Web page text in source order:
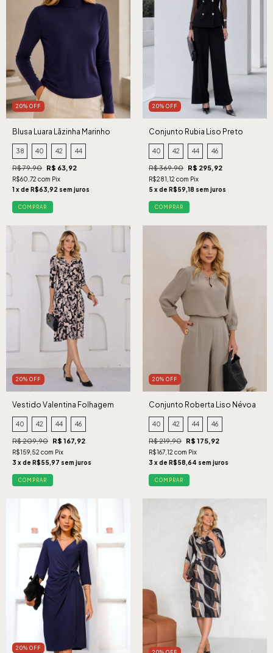
20% OFF
Blusa Luara Lãzinha Marinho
38 40 42 44
R$ 79,90 R$ 63,92
R$60,72 com Pix
1 x de R$63,92 sem juros
COMPRAR
20% OFF
Conjunto Rubia Liso Preto
40 42 44 46
R$ 369,90 R$ 295,92
R$281,12 com Pix
5 x de R$59,18 sem juros
COMPRAR
20% OFF
Vestido Valentina Folhagem
Preto
40 42 44 46
R$ 209,90 R$ 167,92
R$159,52 com Pix
3 x de R$55,97 sem juros
COMPRAR
20% OFF
Conjunto Roberta Liso Névoa
40 42 44 46
R$ 219,90 R$ 175,92
R$167,12 com Pix
3 x de R$58,64 sem juros
COMPRAR
20% OFF